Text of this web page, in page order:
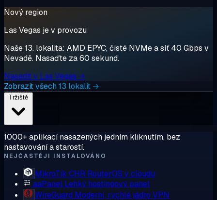
Nový region
Las Vegas je v provozu
Naše 13. lokalita: AMD EPYC, čisté NVMe a síť 40 Gbps v
Nevadě. Nasaďte za 60 sekund.
Nasadit v Las Vegas →
Zobrazit všech 13 lokalit →
1000+ aplikací nasazených jedním kliknutím, bez
nastavování a starostí.
NEJČASTĚJI INSTALOVÁNO
MikroTik CHR RouterOS v cloudu
aaPanel Lehký hostingový panel
WireGuard Moderní, rychlé jádro VPN